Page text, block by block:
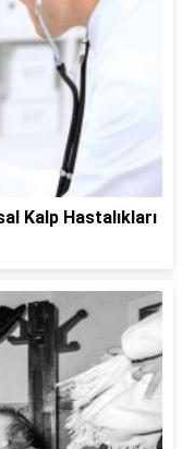
Kalp Hastalıkları